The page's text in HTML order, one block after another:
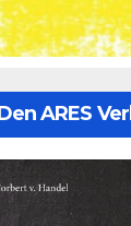
ARES